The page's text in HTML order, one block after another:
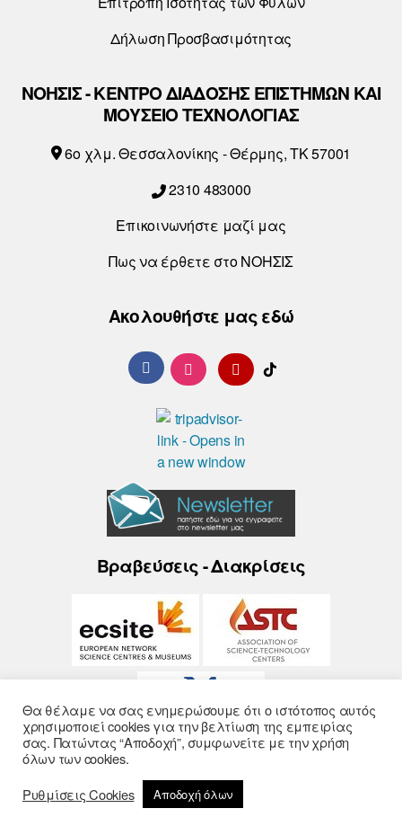
Δήλωση Προσβασιμότητας
ΝΟΗΣΙΣ - ΚΕΝΤΡΟ ΔΙΑΔΟΣΗΣ ΕΠΙΣΤΗΜΩΝ ΚΑΙ
ΜΟΥΣΕΙΟ ΤΕΧΝΟΛΟΓΙΑΣ
6o χλμ. Θεσσαλονίκης - Θέρμης, ΤΚ 57001
2310 483000
Επικοινωνήστε μαζί μας
Πως να έρθετε στο ΝΟΗΣΙΣ
Ακολουθήστε μας εδώ
Βραβεύσεις - Διακρίσεις
© 2026Noesis - Σχεδίαση και Υλοποίηση
Θα θέλαμε να σας ενημερώσουμε ότι ο ιστότοπος αυτός
χρησιμοποιεί cookies για την βελτίωση της εμπειρίας
σας. Πατώντας “Αποδοχή”, συμφωνείτε με την χρήση
όλων των cookies.
Ρυθμίσεις Cookies
Αποδοχή όλων